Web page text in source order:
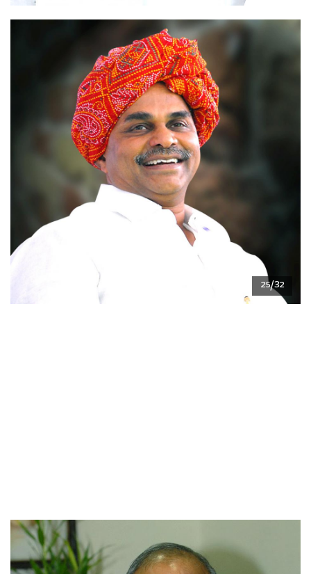
25/32